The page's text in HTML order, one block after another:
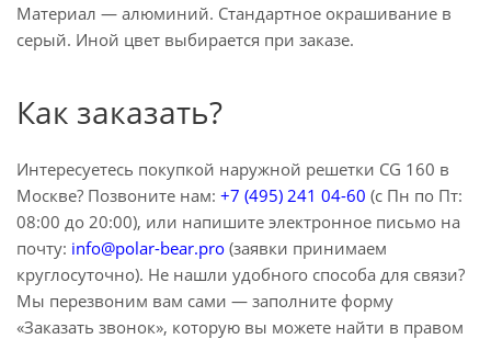
Материал — алюминий. Стандартное окрашивание в
серый. Иной цвет выбирается при заказе.
Как заказать?
Интересуетесь покупкой наружной решетки CG 160 в
Москве? Позвоните нам: +7 (495) 241 04-60 (с Пн по Пт:
08:00 до 20:00), или напишите электронное письмо на
почту: info@polar-bear.pro (заявки принимаем
круглосуточно). Не нашли удобного способа для связи?
Мы перезвоним вам сами — заполните форму
«Заказать звонок», которую вы можете найти в правом